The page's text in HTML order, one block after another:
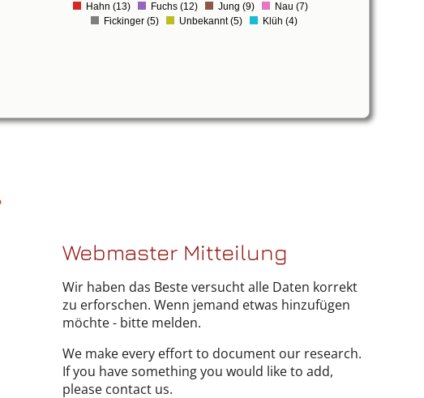
Hahn (13)
Fuchs (12) Jung (9)
Nau (7)
Fickinger (5)
Unbekannt (5) Klüh (4)
Webmaster Mitteilung
Wir haben das Beste versucht alle Daten korrekt
zu erforschen. Wenn jemand etwas hinzufügen
möchte - bitte melden.
We make every effort to document our research.
If you have something you would like to add,
please contact us.